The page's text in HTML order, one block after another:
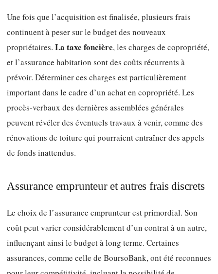
Une fois que l’acquisition est finalisée, plusieurs frais
continuent à peser sur le budget des nouveaux
propriétaires. La taxe foncière, les charges de copropriété,
et l’assurance habitation sont des coûts récurrents à
prévoir. Déterminer ces charges est particulièrement
important dans le cadre d’un achat en copropriété. Les
procès-verbaux des dernières assemblées générales
peuvent révéler des éventuels travaux à venir, comme des
rénovations de toiture qui pourraient entraîner des appels
de fonds inattendus.
Assurance emprunteur et autres frais discrets
Le choix de l’assurance emprunteur est primordial. Son
coût peut varier considérablement d’un contrat à un autre,
influençant ainsi le budget à long terme. Certaines
assurances, comme celle de BoursoBank, ont été reconnues